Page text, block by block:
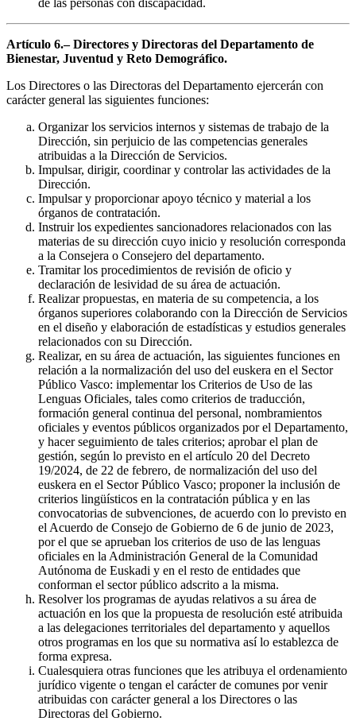
Artículo 6.– Directores y Directoras del Departamento de
Bienestar, Juventud y Reto Demográfico.
Los Directores o las Directoras del Departamento ejercerán con
carácter general las siguientes funciones:
Organizar los servicios internos y sistemas de trabajo de la
Dirección, sin perjuicio de las competencias generales
atribuidas a la Dirección de Servicios.
Impulsar, dirigir, coordinar y controlar las actividades de la
Dirección.
Impulsar y proporcionar apoyo técnico y material a los
órganos de contratación.
Instruir los expedientes sancionadores relacionados con las
materias de su dirección cuyo inicio y resolución corresponda
a la Consejera o Consejero del departamento.
Tramitar los procedimientos de revisión de oficio y
declaración de lesividad de su área de actuación.
Realizar propuestas, en materia de su competencia, a los
órganos superiores colaborando con la Dirección de Servicios
en el diseño y elaboración de estadísticas y estudios generales
relacionados con su Dirección.
Realizar, en su área de actuación, las siguientes funciones en
relación a la normalización del uso del euskera en el Sector
Público Vasco: implementar los Criterios de Uso de las
Lenguas Oficiales, tales como criterios de traducción,
formación general continua del personal, nombramientos
oficiales y eventos públicos organizados por el Departamento,
y hacer seguimiento de tales criterios; aprobar el plan de
gestión, según lo previsto en el artículo 20 del Decreto
19/2024, de 22 de febrero, de normalización del uso del
euskera en el Sector Público Vasco; proponer la inclusión de
criterios lingüísticos en la contratación pública y en las
convocatorias de subvenciones, de acuerdo con lo previsto en
el Acuerdo de Consejo de Gobierno de 6 de junio de 2023,
por el que se aprueban los criterios de uso de las lenguas
oficiales en la Administración General de la Comunidad
Autónoma de Euskadi y en el resto de entidades que
conforman el sector público adscrito a la misma.
Resolver los programas de ayudas relativos a su área de
actuación en los que la propuesta de resolución esté atribuida
a las delegaciones territoriales del departamento y aquellos
otros programas en los que su normativa así lo establezca de
forma expresa.
Cualesquiera otras funciones que les atribuya el ordenamiento
jurídico vigente o tengan el carácter de comunes por venir
atribuidas con carácter general a los Directores o las
Directoras del Gobierno.